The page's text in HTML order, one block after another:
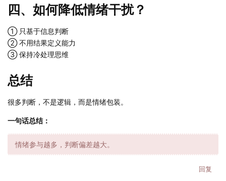
四、如何降低情绪干扰？
① 只基于信息判断
② 不用结果定义能力
③ 保持冷处理思维
总结
很多判断，不是逻辑，而是情绪包装。
一句话总结：
情绪参与越多，判断偏差越大。
回复